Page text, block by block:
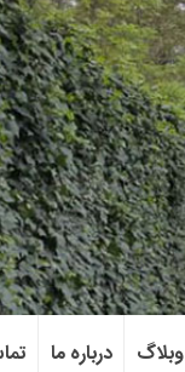
وبلاگ درباره ما